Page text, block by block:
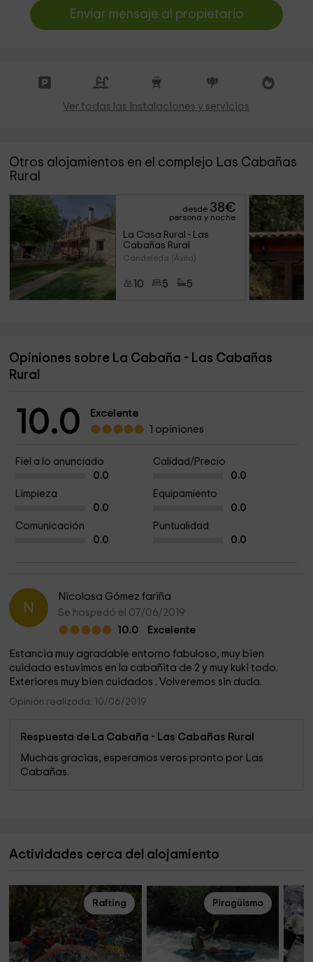
Enviar mensaje al propietario
Ver todas las instalaciones y servicios
Otros alojamientos en el complejo Las Cabañas
Rural
desde 38€
persona y noche
La Casa Rural - Las
Cabañas Rural
Candeleda (Ávila)
10 5 5
Opiniones sobre La Cabaña - Las Cabañas
Rural
10.0
Excelente
1 opiniones
Fiel a lo anunciado
0.0
Calidad/Precio
0.0
Limpieza
0.0
Equipamiento
0.0
Comunicación
0.0
Puntualidad
0.0
N
Nicolasa Gómez fariña
Se hospedó el 07/06/2019
10.0
Excelente
Estancia muy agradable entorno fabuloso, muy bien
cuidado estuvimos en la cabañita de 2 y muy kuki todo.
Exteriores muy bien cuidados . Volveremos sin duda.
Opinión realizada: 10/06/2019
Respuesta de La Cabaña - Las Cabañas Rural
Muchas gracias, esperamos veros pronto por Las
Cabañas.
Actividades cerca del alojamiento
Rafting Piragüismo